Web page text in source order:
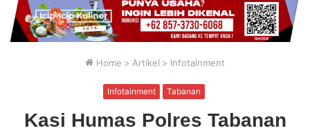
Home > Artikel > Infotainment
Infotainment Tabanan
Kasi Humas Polres Tabanan